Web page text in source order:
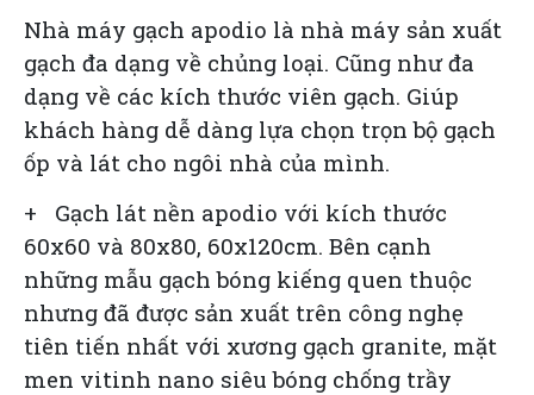
Nhà máy gạch apodio là nhà máy sản xuất
gạch đa dạng về chủng loại. Cũng như đa
dạng về các kích thước viên gạch. Giúp
khách hàng dễ dàng lựa chọn trọn bộ gạch
ốp và lát cho ngôi nhà của mình.
+ Gạch lát nền apodio với kích thước
60x60 và 80x80, 60x120cm. Bên cạnh
những mẫu gạch bóng kiếng quen thuộc
nhưng đã được sản xuất trên công nghẹ
tiên tiến nhất với xương gạch granite, mặt
men vitinh nano siêu bóng chống trầy